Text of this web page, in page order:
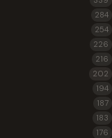
284
254
226
216
202
194
187
183
176